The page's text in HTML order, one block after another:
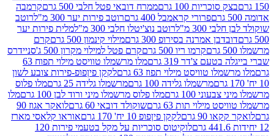
סוכריות 100 גרם
ממרח דובאי פטל חלבי 500 גרם
קרמבה
פרורי קראמבל 400 גרם
רוטב פירות יער 300 מ"ל
רוטב
300 מ"ל
רוטב נוצ'יטלו חלבי 300 מ"ל
מלית פירות יער
אמרנה בסירופ 300 גרם
מילוי קינמון 500 גרם
קרם
קרמו ריו 500 גרם
קרם פטל למילוי מקרון 500 ג'
סניידרס
צ'דר 319 גרם
מלו מרשמלו טוויסט מילוי תפוח 63
טוויסט מילוי תפוז 63 גרם
לקקן פיןפופ-פירות צובע לשון
מרשמלו גלידה 100 גרם
מרשמלו גלידה 25 גרם
מלו פלוס
100 גרם
מלו פלוס מרשמלו מיני ורוד לבן 100 גרם
מלו
מילוי תות 63 גרם
שוקולד דובאי 60 גרם
לואקר אגוז 90
90 גרם
לקקן פיןפופ 10 יח' 170 גרם
אוראו קלאסי מארז
לוקיטוס סוכריות על מקל בטעמי פירות 120